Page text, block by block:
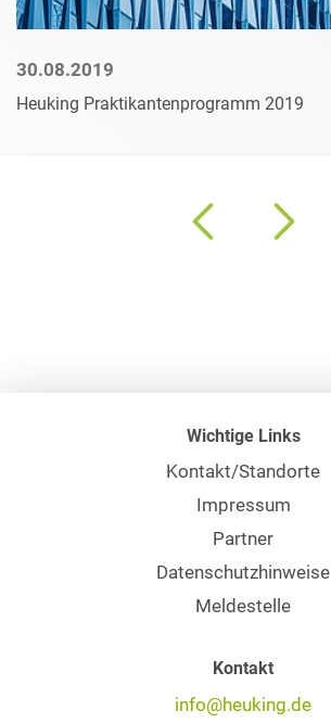
30.08.2019
Heuking Praktikantenprogramm 2019
Wichtige Links
Kontakt/Standorte
Impressum
Partner
Datenschutzhinweise
Meldestelle
Kontakt
info@heuking.de